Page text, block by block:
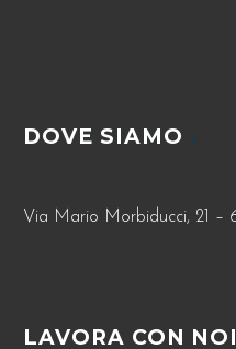
DOVE SIAMO
Via Mario Morbiducci, 21 –
LAVORA CON NOI